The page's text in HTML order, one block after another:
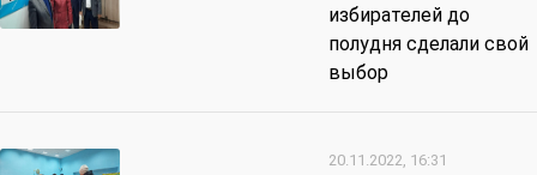
избирателей до
полудня сделали свой
выбор
20.11.2022, 16:31